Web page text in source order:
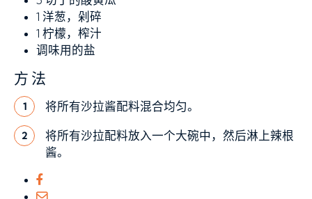
1 洋葱，剁碎
1 柠檬，榨汁
调味用的盐
方法
1 将所有沙拉酱配料混合均匀。
2
将所有沙拉配料放入一个大碗中，然后淋上辣根
酱。